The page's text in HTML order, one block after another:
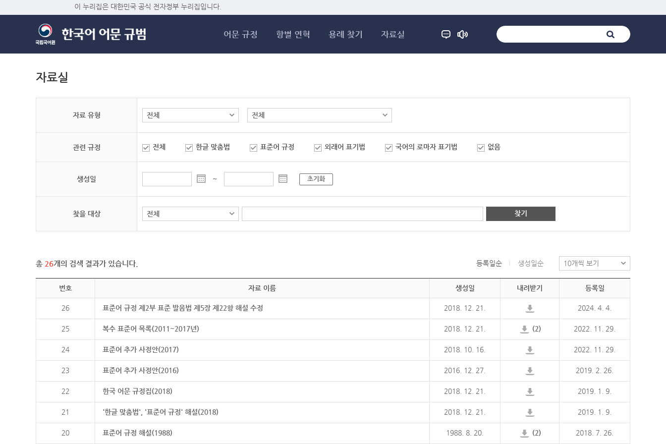
이 누리집은 대한민국 공식 전자정부 누리집입니다.
어문 규정 항별 연혁 용례 찾기 자료실
자료실
자료 유형
관련 규정 전체 한글 맞춤법 표준어 규정 외래어 표기법 국어의 로마자 표기법 없음
생성일 ~ 초기화
찾을 대상 찾기
총 26개의 검색 결과가 있습니다. 등록일순 생성일순
번호 자료 이름 생성일 내려받기 등록일
26 표준어 규정 제2부 표준 발음법 제5장 제22항 해설 수정 2018. 12. 21. 2024. 4. 4.
25 복수 표준어 목록(2011~2017년) 2018. 12. 21. (2) 2022. 11. 29.
24 표준어 추가 사정안(2017) 2018. 10. 16. 2022. 11. 29.
23 표준어 추가 사정안(2016) 2016. 12. 27. 2019. 2. 26.
22 한국 어문 규정집(2018) 2018. 12. 21. 2019. 1. 9.
21 '한글 맞춤법', '표준어 규정' 해설(2018) 2018. 12. 21. 2019. 1. 9.
20 표준어 규정 해설(1988) 1988. 8. 20. (2) 2018. 7. 26.